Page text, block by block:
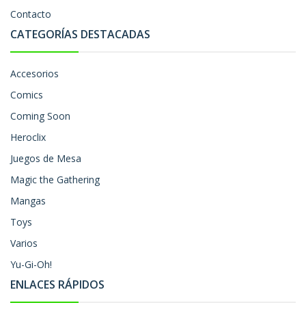
Contacto
CATEGORÍAS DESTACADAS
Accesorios
Comics
Coming Soon
Heroclix
Juegos de Mesa
Magic the Gathering
Mangas
Toys
Varios
Yu-Gi-Oh!
ENLACES RÁPIDOS